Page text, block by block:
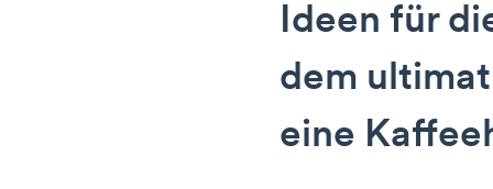
Ideen für
dem
eine